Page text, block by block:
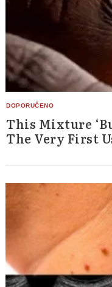
This Mixture
The Very First